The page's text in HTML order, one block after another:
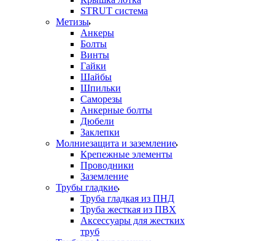
STRUT система
Метизы
Анкеры
Болты
Винты
Гайки
Шайбы
Шпильки
Саморезы
Анкерные болты
Дюбели
Заклепки
Молниезащита и заземление
Крепежные элементы
Проводники
Заземление
Трубы гладкие
Труба гладкая из ПНД
Труба жесткая из ПВХ
Аксессуары для жестких
труб